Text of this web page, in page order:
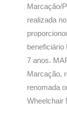
Marcação/
realizada
7 anos.
Marcação,
renomada
Wheelchair